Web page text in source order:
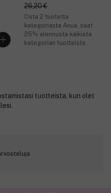
26,20 €
Osta 2 tuotetta
kategoriasta Anua, saat
25% alennusta kaikista
kategorian tuotteista
tuotteista, kun olet